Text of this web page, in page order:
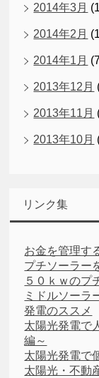
2014年3月
2014年2月
2014年1月
2013年12月
2013年11月
2013年10月
リンク集
お金を管理す
プチソーラー
５０ｋｗのプ
ミドルソーラ
発電のススメ
太陽光発電で
編～
太陽光発電で
太陽光・不動